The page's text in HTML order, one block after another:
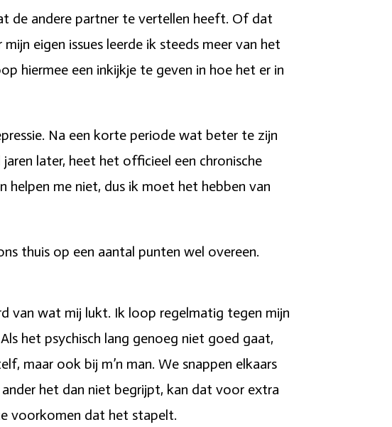
de andere partner te vertellen heeft. Of dat
eigen issues leerde ik steeds meer van het
hiermee een inkijkje te geven in hoe het er in
Na een korte periode wat beter te zijn
later, heet het officieel een chronische
helpen me niet, dus ik moet het hebben van
thuis op een aantal punten wel overeen.
van wat mij lukt. Ik loop regelmatig tegen mijn
het psychisch lang genoeg niet goed gaat,
maar ook bij m’n man. We snappen elkaars
het dan niet begrijpt, kan dat voor extra
voorkomen dat het stapelt.